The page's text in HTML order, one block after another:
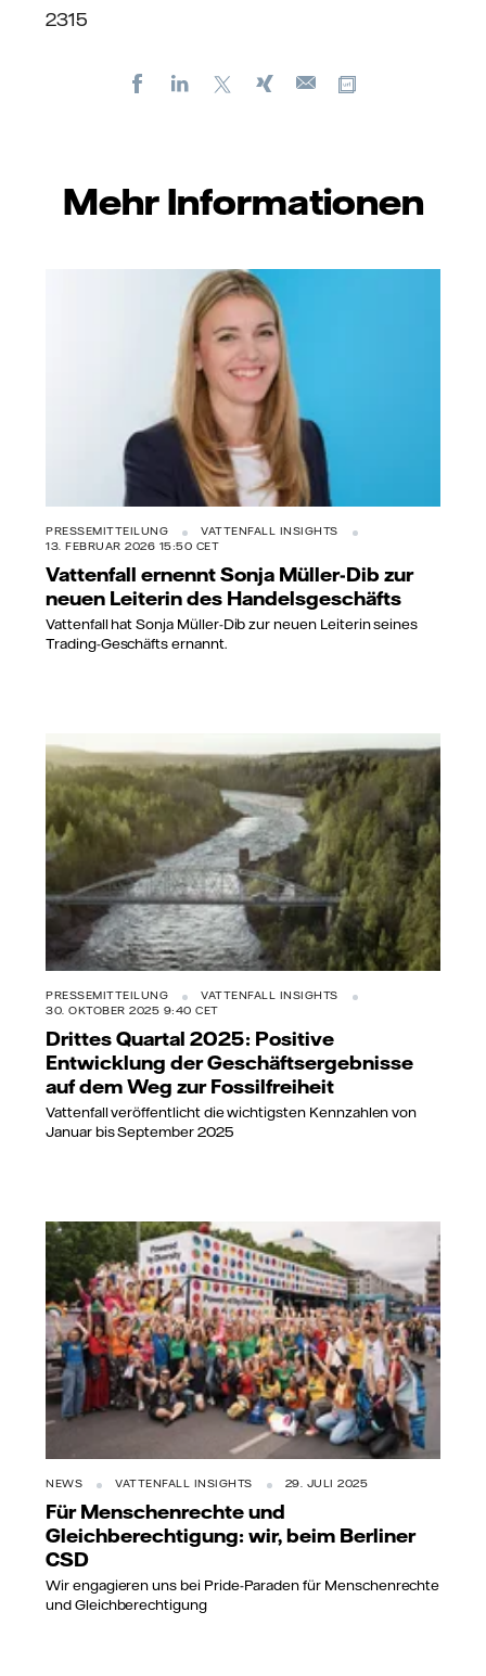
2315
FacebookLinkedIn Xing
E-
Mehr Informationen
PRESSEMITTEILUNG
VATTENFALL INSIGHTS
13. FEBRUAR 2026 15:50 CET
Vattenfall ernennt Sonja Müller-Dib zur
neuen Leiterin des Handelsgeschäfts
Vattenfall hat Sonja Müller-Dib zur neuen Leiterin seines
Trading-Geschäfts ernannt.
PRESSEMITTEILUNG
VATTENFALL INSIGHTS
30. OKTOBER 2025 9:40 CET
Drittes Quartal 2025: Positive
Entwicklung der Geschäftsergebnisse
auf dem Weg zur Fossilfreiheit
Vattenfall veröffentlicht die wichtigsten Kennzahlen von
Januar bis September 2025
NEWS VATTENFALL INSIGHTS 29. JULI 2025
Für Menschenrechte und
Gleichberechtigung: wir, beim Berliner
CSD
Wir engagieren uns bei Pride-Paraden für Menschenrechte
und Gleichberechtigung